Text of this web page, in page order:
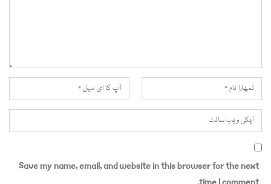
Save my name, email, and website in this browser for the next